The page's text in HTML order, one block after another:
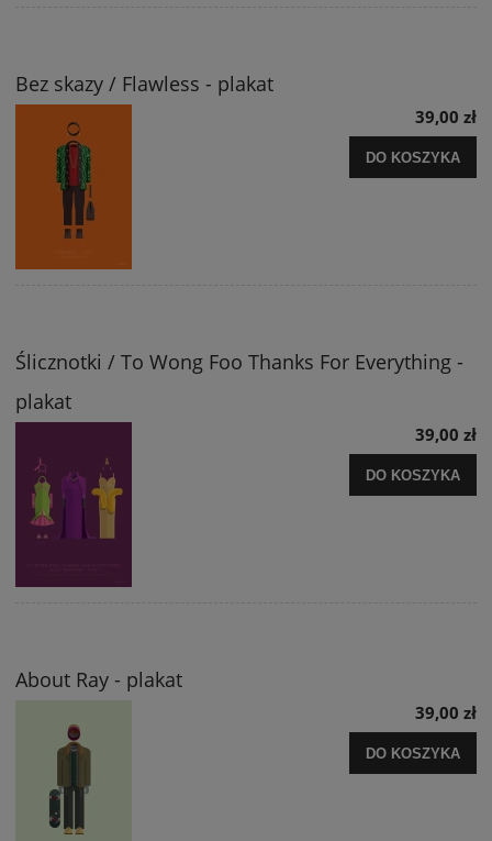
Bez skazy / Flawless - plakat
39,00 zł
DO KOSZYKA
Ślicznotki / To Wong Foo Thanks For Everything -
plakat
39,00 zł
DO KOSZYKA
About Ray - plakat
39,00 zł
DO KOSZYKA